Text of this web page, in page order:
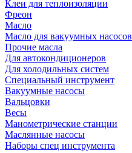
Клеи для теплоизоляции
Фреон
Масло
Масло для вакуумных насосов
Прочие масла
Для автокондиционеров
Для холодильных систем
Специальный инструмент
Вакуумные насосы
Вальцовки
Весы
Манометрические станции
Маслянные насосы
Наборы спец инструмента